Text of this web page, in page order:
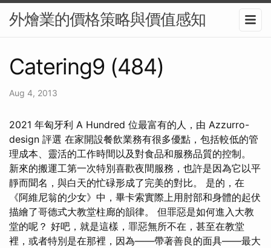
外燴業的價格策略與價值感知
Catering9 (484)
Aug 4, 2013
2021 年匈牙利 A Hundred 位最富有的人，由 Azzurro-
design 評選 在家開設餐飲業務有很多優點，包括較低的管
理成本、靈活的工作時間以及對食品和服務品質的控制。
新來的搬運工第一次特別喜歡夜間服務，也許是因為它以平
靜而聞名，與白天的忙碌形成了完美的對比。 是的，在
《阿維尼翁的少女》中，畢卡索實際上用肘部和身體的起伏
描繪了哥德式大教堂柱廊的韻律。 但罪惡是如何進入大教
堂的呢？ 好吧，就是這樣，罪惡無所不在，甚至在教堂
裡，或者特別是在那裡，因為——帶著善良的面具——最大